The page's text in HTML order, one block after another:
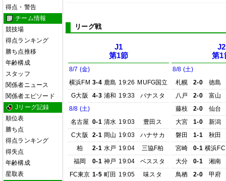
得点・警告
チーム情報
競技場
得点ランキング
勝ち点推移
年齢構成
スタッフ
関係者ニュース
関係者エピソード
Jリーグ記録
順位表
勝ち点
得点ランキング
得失点
年齢構成
星取表
リーグ戦
J1
第1節
8/7 (金)
横浜FM 3-4 鹿島 19:26 MUFG国立
G大阪
4-3 浦和 19:33
パナスタ
8/8 (土)
名古屋 0-1 清水 19:03
豊田ス
C大阪
2-1 岡山 19:03
ハナサカ
柏
2-1 水戸 19:04
三協F柏
福岡
0-1 神戸 19:04
ベススタ
FC東京 1-5 町田 19:05
味スタ
J2
第1
8/8 (土)
札幌
2-0
徳島
八戸
2-0
富山
藤枝
2-0
仙台
大宮
1-0
新潟
磐田
1-1
秋田
宮崎
0-1 横浜FC
大分
0-1
湘南
鳥栖
2-0
甲府